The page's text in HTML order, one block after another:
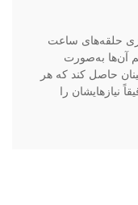
حلقه‌های ساعت
آن‌ها به‌صورت
حاصل کند که هر
نیازهایشان را